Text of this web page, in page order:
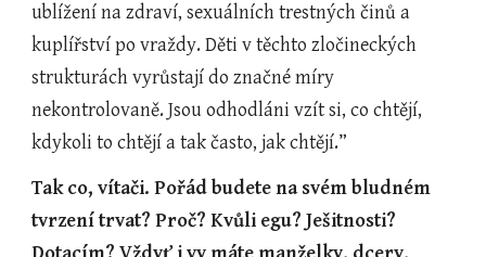
ublížení na zdraví, sexuálních trestných činů a
kuplířství po vraždy. Děti v těchto zločineckých
strukturách vyrůstají do značné míry
nekontrolovaně. Jsou odhodláni vzít si, co chtějí,
kdykoli to chtějí a tak často, jak chtějí.”
Tak co, vítači. Pořád budete na svém bludném
tvrzení trvat? Proč? Kvůli egu? Ješitnosti?